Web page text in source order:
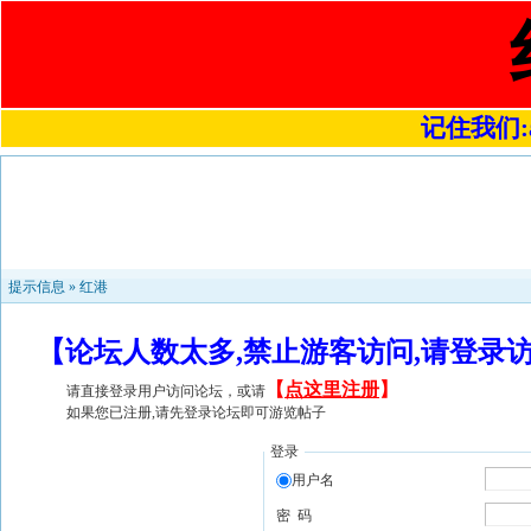
记住我们
提示信息 » 红港
【论坛人数太多,禁止游客访问,请登
请直接登录用户访问论坛，或请 【 点这里注册】
如果您已注册,请先登录论坛即可游览帖子
登录
用户名
密 码